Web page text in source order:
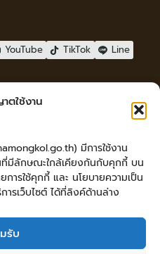
ตใช้งาน
มีการใช้งาน
ที่มีลักษณะใกล้เคียงกันกับคุกกี้ บน
การใช้คุกกี้ และ นโยบายความเป็น
รเว็บไซต์ ได้ที่ลิงค์ด้านล่าง
รับ
YouTube TikTok Line
รียน-ร้องทุกข์ แสดงความคิดเห็น